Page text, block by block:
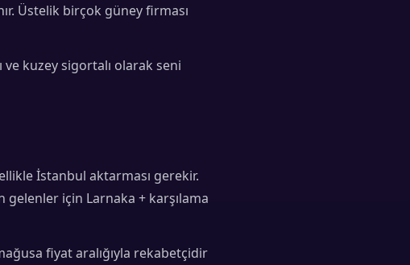
Üstelik birçok güney firması
ve kuzey sigortalı olarak seni
İstanbul aktarması gerekir.
gelenler için Larnaka + karşılama
fiyat aralığıyla rekabetçidir